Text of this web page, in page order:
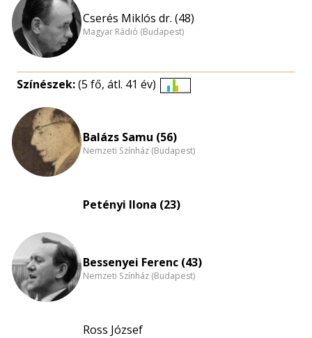
Cserés Miklós dr. (48)
Magyar Rádió (Budapest)
Színészek:(5 fő, átl. 41 év)
nagyítása
Balázs Samu (56)
Nemzeti Színház (Budapest)
Petényi Ilona (23)
Bessenyei Ferenc (43)
Nemzeti Színház (Budapest)
Ross József